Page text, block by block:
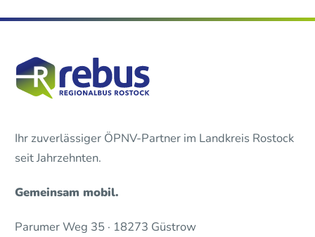
Ihr zuverlässiger ÖPNV-Partner im Landkreis Rostock
seit Jahrzehnten.
Gemeinsam mobil.
Parumer Weg 35 · 18273 Güstrow